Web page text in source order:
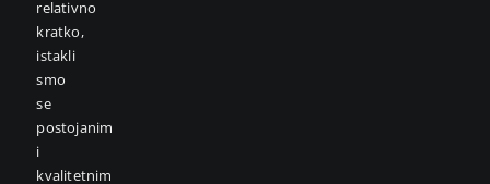
relativno
kratko,
istakli
smo
se
postojanim
i
kvalitetnim